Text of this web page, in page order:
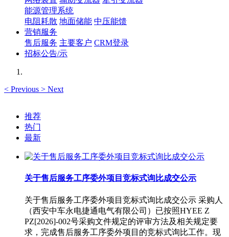
能源管理系统
电阻耗散 地面储能 中压能馈
营销服务
售后服务 主要客户 CRM登录
招标公告/示
< Previous > Next
推荐
热门
最新
关于售后服务工序委外项目竞标式询比成交公示
关于售后服务工序委外项目竞标式询比成交公示 采购人
（西安中车永电捷通电气有限公司）已按照HYEE Z
PZ[2026]-002号采购文件规定的评审方法及相关规定要
求，完成售后服务工序委外项目的竞标式询比工作。现